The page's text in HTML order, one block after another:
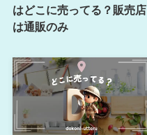
はどこに売ってる？販売店
は通販のみ